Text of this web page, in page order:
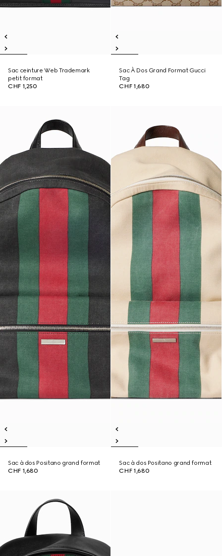
Sac ceinture Web Trademark
petit format
CHF 1,250
Sac À Dos Grand Format Gucci
Tag
CHF 1,680
Sac à dos Positano grand format
CHF 1,680
Sac à dos Positano grand format
CHF 1,680